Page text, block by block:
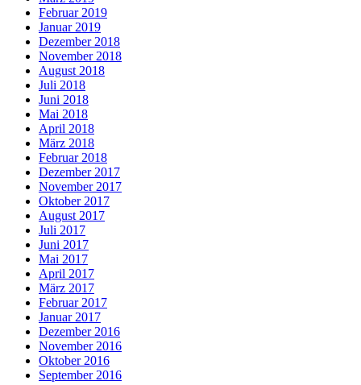
Februar 2019
Januar 2019
Dezember 2018
November 2018
August 2018
Juli 2018
Juni 2018
Mai 2018
April 2018
März 2018
Februar 2018
Dezember 2017
November 2017
Oktober 2017
August 2017
Juli 2017
Juni 2017
Mai 2017
April 2017
März 2017
Februar 2017
Januar 2017
Dezember 2016
November 2016
Oktober 2016
September 2016